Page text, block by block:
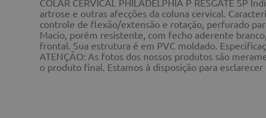
COLAR CERVICAL PHILADELPHIA P RESGATE SP
artrose e outras afecções da coluna cervical.
controle de flexão/extensão e rotação, perfurado
Macio, porém resistente, com fecho aderente
frontal. Sua estrutura é em PVC moldado.
ATENÇÃO: As fotos dos nossos produtos são
o produto final. Estamos à disposição para